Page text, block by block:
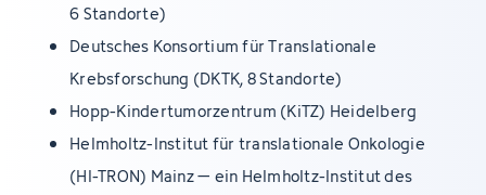
6 Standorte)
Deutsches Konsortium für Translationale
Krebsforschung (DKTK, 8 Standorte)
Hopp-Kindertumorzentrum (KiTZ) Heidelberg
Helmholtz-Institut für translationale Onkologie
(HI-TRON) Mainz – ein Helmholtz-Institut des